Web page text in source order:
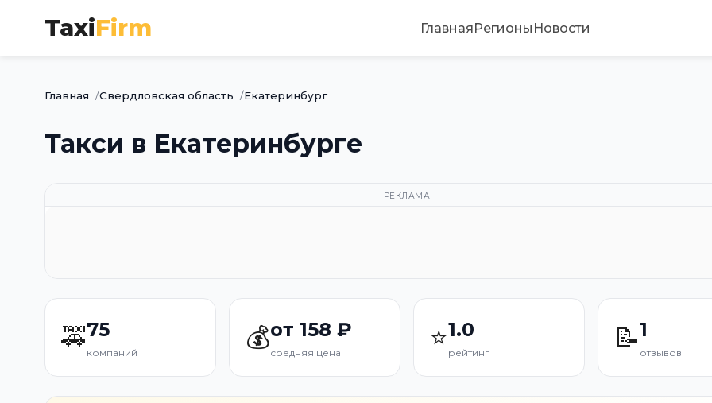
TaxiFirm ГлавнаяРегионы Новости
Главная Свердловская область Екатеринбург
Такси в Екатеринбурге
РЕКЛАМА
🚕75
компаний 💰от 158 ₽
средняя цена ⭐1.0
рейтинг 📝1
отзывов